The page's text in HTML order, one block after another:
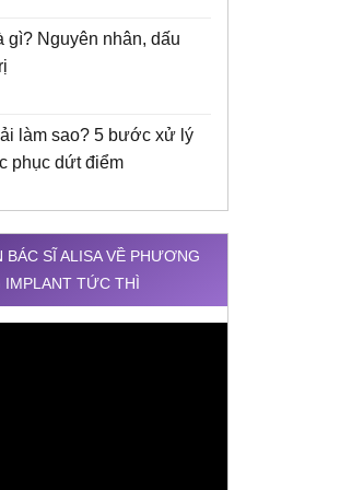
gì? Nguyên nhân, dấu
làm sao? 5 bước xử lý
phục dứt điểm
BÁC SĨ ALISA VỀ PHƯƠNG
IMPLANT TỨC THÌ